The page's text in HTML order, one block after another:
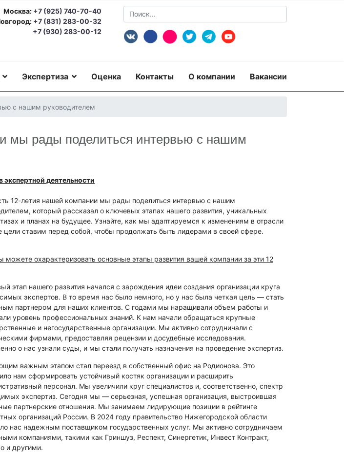
Москва: +7 (925) 740-70-40
+7 (831) 283-00-32
+7 (930) 283-00-12
Экспертиза Оценка Контакты О компании Вакансии
с нашим руководителем
мы рады поделиться интервью с нашим
экспертной деятельности
12-летия нашей компании мы рады поделиться интервью с нашим
который рассказал о ключевых этапах нашего развития, уникальных
и планах на будущее. Узнайте, как мы адаптируемся к изменениям в отрасли
цели ставим перед собой, чтобы продолжать быть лидерами в своей сфере.
можете охарактеризовать основные этапы развития вашей компании за эти 12
этап нашего развития начался с зарождения идеи создания организации круга
экспертов. В то время нас было немного, но у нас была четкая цель — стать
партнером для наших клиентов. С годами мы наращивали объем работы и
уровень профессиональных знаний. К нам начали обращаться крупные
и негосударственные организации. Мы активно сотрудничали с
фирмами, предоставляя рецензии и досудебные исследования.
о нас узнали суды, и мы стали получать назначения на проведение экспертиз.
важным этапом стал переезд в собственный офис на Родионова. Это
нам сформировать устойчивый костяк организации и расширить
персонал. Мы увеличили круг специалистов и, соответственно, спектр
экспертиз. Сегодня мы — серьезная, успешная организация, выстроившая
партнерские отношения. Мы занимаем лидирующие позиции в рейтинге
организаций России. В 2024 году правительство Нижегородской области
нас надежным поставщиком государственных услуг. Мы активно сотрудничаем
компаниями, такими как Гриншуз, Респект, Синергетик, Инвест Контракт,
и другими.